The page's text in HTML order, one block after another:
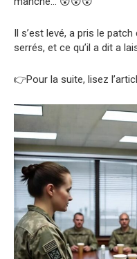
Il s’est levé, a pris le
serrés, et ce qu’il a dit a
👉Pour la suite, lisez